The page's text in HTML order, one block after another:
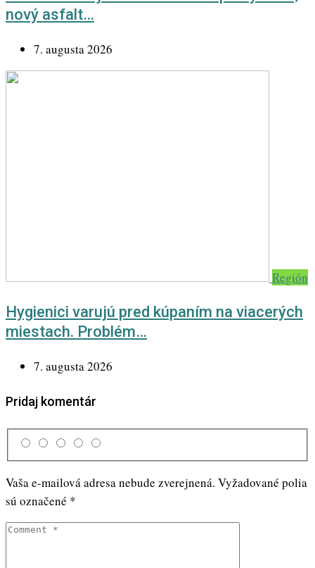
nový asfalt…
7. augusta 2026
Región
Hygienici varujú pred kúpaním na viacerých
miestach. Problém…
7. augusta 2026
Pridaj komentár
Vaša e-mailová adresa nebude zverejnená. Vyžadované polia
sú označené *